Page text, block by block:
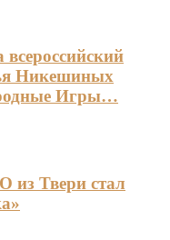
всероссийский
Никешиных
Игры…
из Твери стал